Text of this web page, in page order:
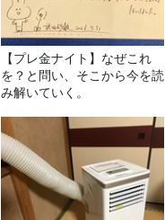
【プレ金ナイト】なぜこれ
を？と問い、そこから今を読
み解いていく。